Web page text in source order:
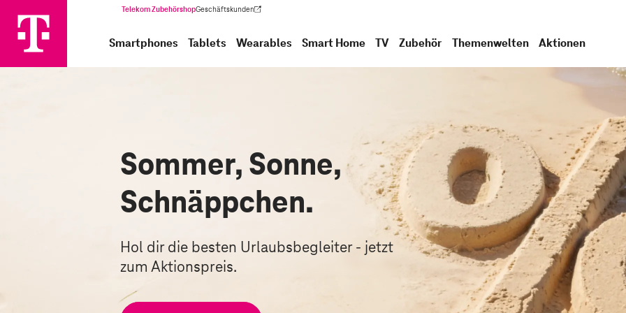
Telekom ZubehörshopGeschäftskunden
(Wird in einem neuen Tab geöffnet)
Smartphones Tablets Wearables Smart Home TV Zubehör Themenwelten Aktionen
Sommer, Sonne,
Schnäppchen.
Hol dir die besten Urlaubsbegleiter - jetzt
zum Aktionspreis.